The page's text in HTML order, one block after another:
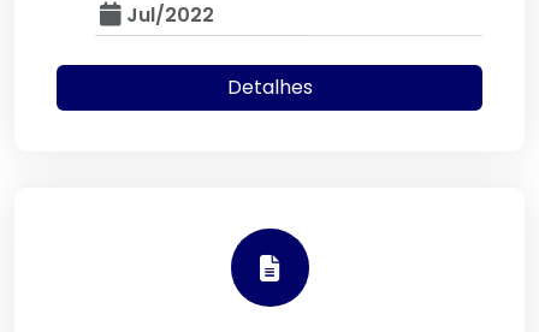
Jul/2022
Detalhes